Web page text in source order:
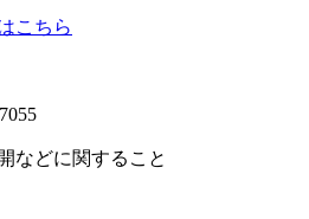
こちら
などに関すること